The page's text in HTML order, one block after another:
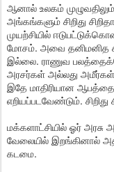
ஆனால் உலகம்
அங்கங்களும் சிறிது
முயற்சியில்
மோசம். அவை தனிமனித
இல்லை. ராணுவ
அரசர்கள் அல்லது
இதே மாதிரியான
எறியப்படவேண்டும்.
மக்களாட்சியில் ஓர்
வேலையில் இறங்கினால்
கடமை.